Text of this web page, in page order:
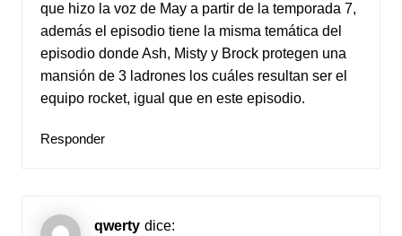
que hizo la voz de May a partir de la temporada 7,
además el episodio tiene la misma temática del
episodio donde Ash, Misty y Brock protegen una
mansión de 3 ladrones los cuáles resultan ser el
equipo rocket, igual que en este episodio.
Responder
qwerty dice: